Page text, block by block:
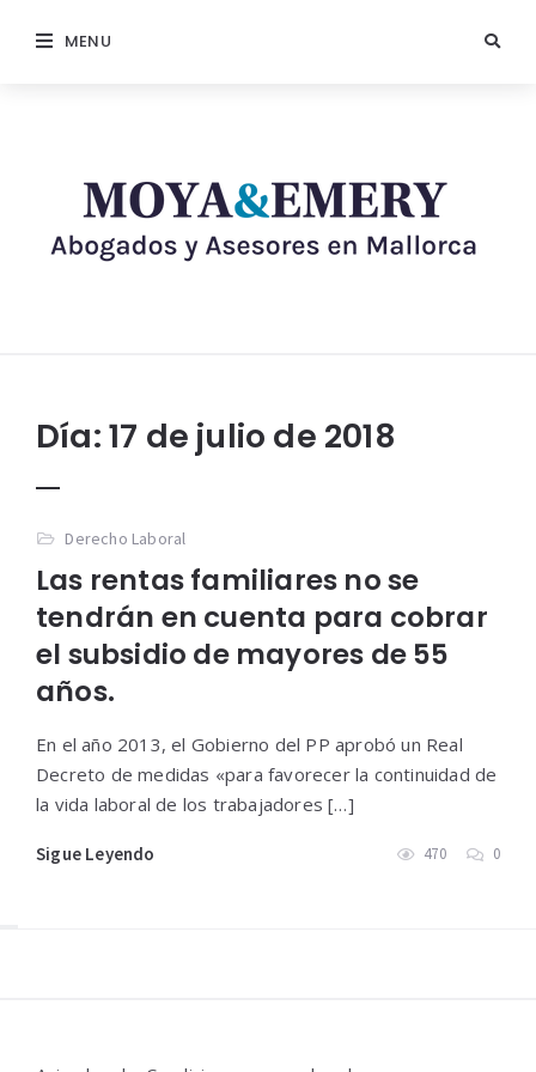
MENU
Día:17 de julio de 2018
Derecho Laboral
Las rentas familiares no se
tendrán en cuenta para cobrar
el subsidio de mayores de 55
años.
En el año 2013, el Gobierno del PP aprobó un Real
Decreto de medidas «para favorecer la continuidad de
la vida laboral de los trabajadores […]
Sigue Leyendo 470 0